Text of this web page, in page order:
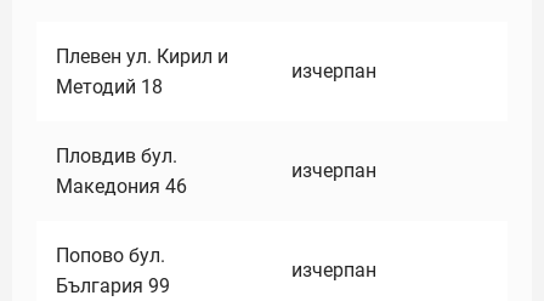
Плевен ул. Кирил и
Методий 18
изчерпан
Пловдив бул.
Македония 46
изчерпан
Попово бул.
България 99
изчерпан